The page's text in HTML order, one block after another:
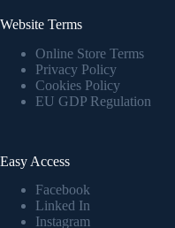
Website Terms
Online Store Terms
Privacy Policy
Cookies Policy
EU GDP Regulation
Easy Access
Facebook
Linked In
Instagram